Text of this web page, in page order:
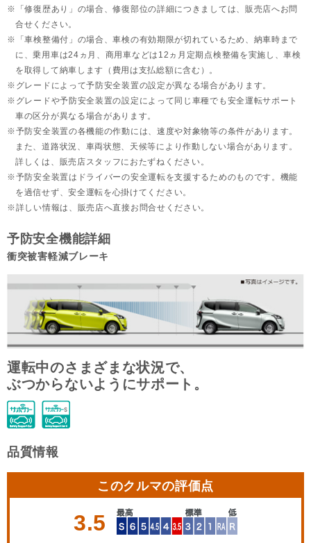
「修復歴あり」の場合、修復部位の詳細につきましては、販売店へお問
合せください。
「車検整備付」の場合、車検の有効期限が切れているため、納車時まで
に、乗用車は24ヵ月、 商用車などは12ヵ月定期点検整備を実施し、車検
を取得して納車します（費用は支払総額に含む）。
グレードによって予防安全装置の設定が異なる場合があります。
グレードや予防安全装置の設定によって同じ車種でも安全運転サポート
車の区分が異なる場合があります。
予防安全装置の各機能の作動には、速度や対象物等の条件があります。
また、道路状況、車両状態、天候等により作動しない場合があります。
詳しくは、販売店スタッフにおたずねください。
予防安全装置はドライバーの安全運転を支援するためのものです。機能
を過信せず、安全運転を心掛けてください。
詳しい情報は、販売店へ直接お問合せください。
予防安全機能詳細
衝突被害軽減ブレーキ
運転中のさまざまな状況で、
ぶつからないようにサポート。
品質情報
このクルマの評価点
3.5